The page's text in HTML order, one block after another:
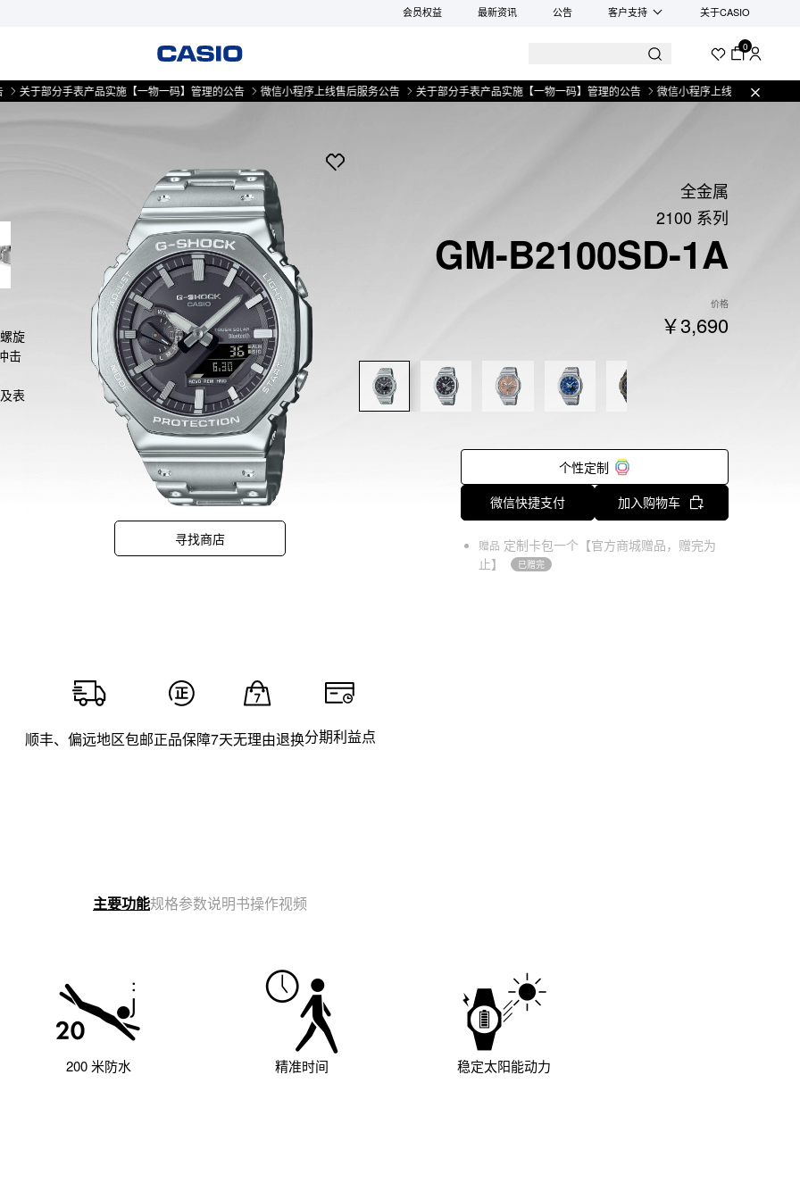
会员权益 最新资讯 公告 客户支持 关于CASIO
0
分手表产品实施【一物一码】管理的公告 微信小程序上线售后服务公告 关于部分手表产品实施【一物一码】管理的公告 微信小程序上线售后服务公告
旋
击
表
寻找商店
全金属
2100 系列
GM-B2100SD-1A
价格
￥3,690
个性定制
微信快捷支付
加入购物车
赠品 定制卡包一个【官方商城赠品，赠完为
止】
已赠完
顺丰、偏远地区包邮正品保障7天无理由退换分期利益点
主要功能规格参数说明书操作视频
200 米防水 精准时间 稳定太阳能动力